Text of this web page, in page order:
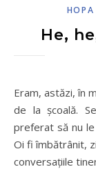
He,
Eram, astăzi, în maxi-taxi 28, la o oră la care puştimea ieşea
de la şcoală.
preferat să nu le
Oi fi îmbătrânit,
conversaţiile